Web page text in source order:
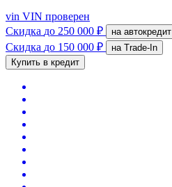
vin VIN проверен
Скидка до 250 000 ₽ на автокредит
Скидка до 150 000 ₽
на Trade-In
Купить в кредит